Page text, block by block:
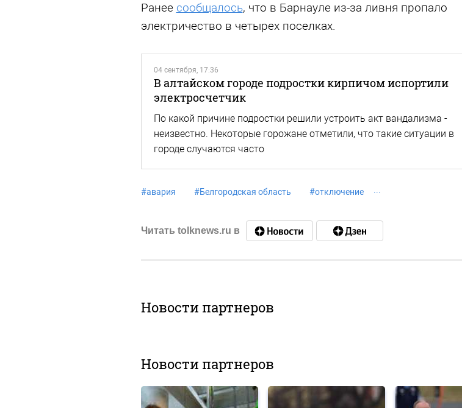
Ранее сообщалось, что в Барнауле из-за ливня пропало
электричество в четырех поселках.
04 сентября, 17:36
В алтайском городе подростки кирпичом испортили
электросчетчик
По какой причине подростки решили устроить акт вандализма -
неизвестно. Некоторые горожане отметили, что такие ситуации в
городе случаются часто
#авария #Белгородская область #отключение
Читать tolknews.ru в
Новости партнеров
Новости партнеров